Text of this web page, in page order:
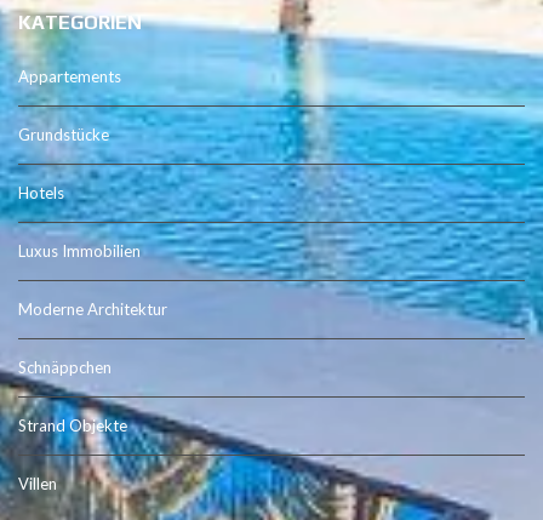
KATEGORIEN
Appartements
Grundstücke
Hotels
Luxus Immobilien
Moderne Architektur
Schnäppchen
Strand Objekte
Villen